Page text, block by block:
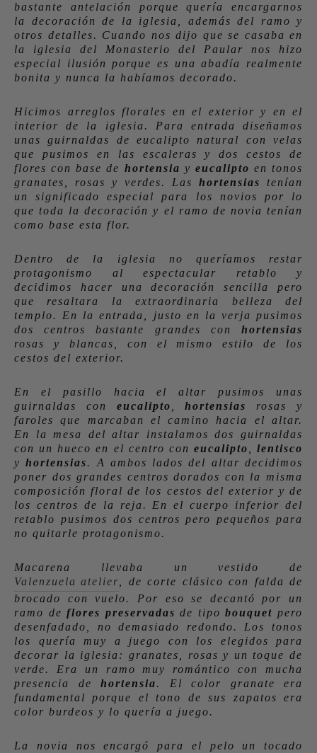
bastante antelación porque quería encargarnos
la decoración de la iglesia, además del ramo y
otros detalles. Cuando nos dijo que se casaba en
la iglesia del Monasterio del Paular nos hizo
especial ilusión porque es una abadía realmente
bonita y nunca la habíamos decorado.
Hicimos arreglos florales en el exterior y en el
interior de la iglesia. Para entrada diseñamos
unas guirnaldas de eucalipto natural con velas
que pusimos en las escaleras y dos cestos de
flores con base de hortensia y eucalipto en tonos
granates, rosas y verdes. Las hortensias
tenían
un significado especial para los novios por lo
que toda la decoración y el ramo de novia tenían
como base esta flor.
Dentro de la iglesia no queríamos restar
protagonismo al espectacular retablo y
decidimos hacer una decoración sencilla pero
que resaltara la extraordinaria belleza del
templo. En la entrada, justo en la verja pusimos
dos centros bastante grandes con hortensias
rosas y blancas, con el mismo estilo de los
cestos del exterior.
En el pasillo hacia el altar pusimos unas
guirnaldas con eucalipto ,hortensias
rosas y
faroles que marcaban el camino hacia el altar.
En la mesa del altar instalamos dos guirnaldas
con un hueco en el centro con eucalipto
lentisco
yhortensias. A ambos lados del altar decidimos
poner dos grandes centros dorados con la misma
composición floral de los cestos del exterior y de
los centros de la reja. En el cuerpo inferior del
retablo pusimos dos centros pero pequeños para
no quitarle protagonismo.
Macarena llevaba un vestido de
Valenzuela atelier
, de corte clásico con falda de
brocado con vuelo. Por eso se decantó por un
ramo deflores preservadasde tipobouquet pero
desenfadado, no demasiado redondo. Los tonos
los quería muy a juego con los elegidos para
decorar la iglesia: granates, rosas y un toque de
verde. Era un ramo muy romántico con mucha
presencia de hortensia. El color granate era
fundamental porque el tono de sus zapatos era
color burdeos y lo quería a juego.
La novia nos encargó para el pelo un tocado